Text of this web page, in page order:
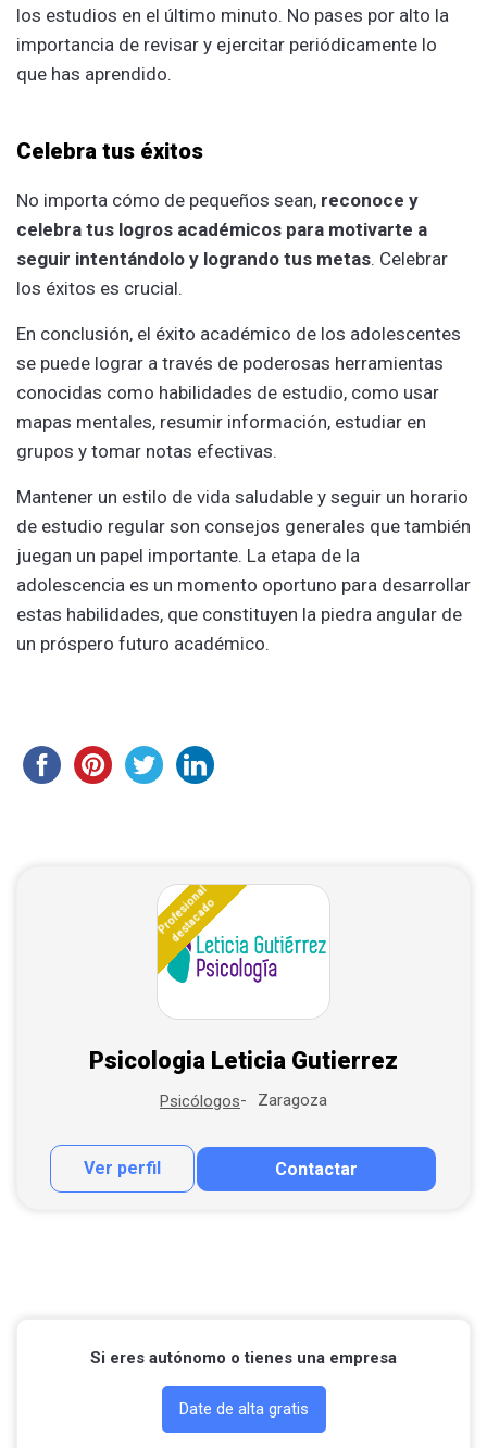
los estudios en el último minuto. No pases por alto la
importancia de revisar y ejercitar periódicamente lo
que has aprendido.
Celebra tus éxitos
No importa cómo de pequeños sean, reconoce y
celebra tus logros académicos para motivarte a
seguir intentándolo y logrando tus metas. Celebrar
los éxitos es crucial.
En conclusión, el éxito académico de los adolescentes
se puede lograr a través de poderosas herramientas
conocidas como habilidades de estudio, como usar
mapas mentales, resumir información, estudiar en
grupos y tomar notas efectivas.
Mantener un estilo de vida saludable y seguir un horario
de estudio regular son consejos generales que también
juegan un papel importante. La etapa de la
adolescencia es un momento oportuno para desarrollar
estas habilidades, que constituyen la piedra angular de
un próspero futuro académico.
Profesional
destacado
Psicologia Leticia Gutierrez
Psicólogos Zaragoza
Ver perfil Contactar
Contactar por correo
Si eres autónomo o tienes una empresa
Date de alta gratis